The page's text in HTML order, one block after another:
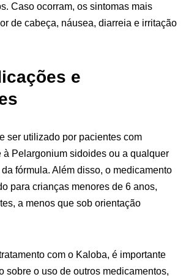
Caso ocorram, os sintomas mais
de cabeça, náusea, diarreia e irritação
e
ser utilizado por pacientes com
à Pelargonium sidoides ou a qualquer
fórmula. Além disso, o medicamento
para crianças menores de 6 anos,
a menos que sob orientação
com o Kaloba, é importante
sobre o uso de outros medicamentos,